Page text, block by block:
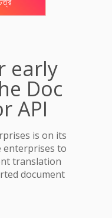
early
Doc
API
is on its
enterprises to
translation
document